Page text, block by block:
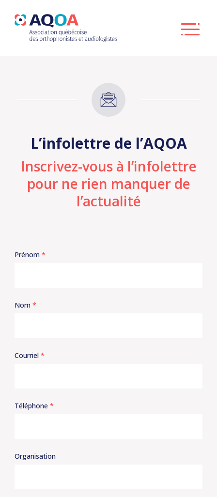
L’infolettre de l’AQOA
Inscrivez-vous à l’infolettre
pour ne rien manquer de
l’actualité
Prénom *
Nom *
Courriel *
Téléphone *
Organisation